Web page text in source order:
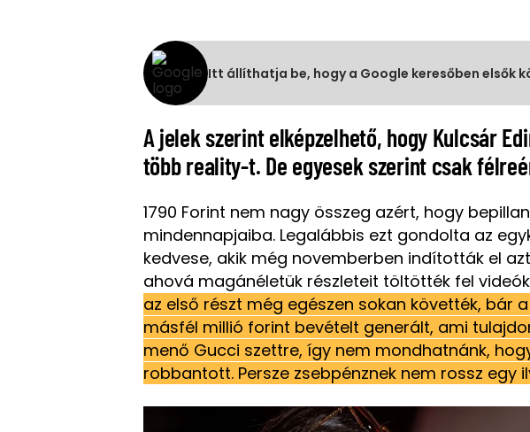
Itt állíthatja be, hogy a Google keresőben elsők
A jelek szerint elképzelhető, hogy Kulcsár
több reality-t. De egyesek szerint csak
1790 Forint nem nagy összeg azért, hogy
mindennapjaiba. Legalábbis ezt gondolta az
kedvese, akik még novemberben indították el
ahová magánéletük részleteit töltötték fel
az első részt még egészen sokan követték, bár
másfél millió forint bevételt generált, ami
menő Gucci szettre, így nem mondhatnánk,
robbantott. Persze zsebpénznek nem rossz egy